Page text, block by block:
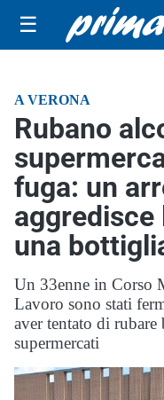
☰
A VERONA
Rubano
fuga: un
aggredisce
una
Un 33enne in Corso
Lavoro sono stati
aver tentato di
supermercati